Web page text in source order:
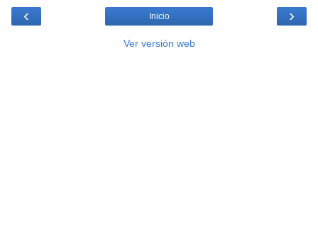
‹ ›
Inicio
Ver versión web